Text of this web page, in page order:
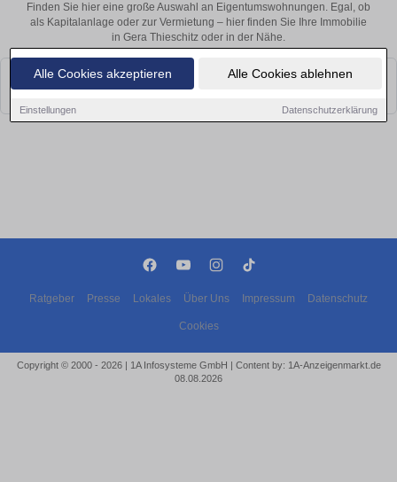
Alle Cookies akzeptieren Alle Cookies ablehnen
Einstellungen Datenschutzerklärung
Finden Sie hier eine große Auswahl an Eigentumswohnungen. Egal, ob
als Kapitalanlage oder zur Vermietung – hier finden Sie Ihre Immobilie
in Gera Thieschitz oder in der Nähe.
Leider konnten wir derzeit keine passenden Objekte finden. Schauen Sie
bald wieder vorbei!
Ratgeber Presse Lokales Über Uns Impressum Datenschutz
Cookies
Copyright © 2000 - 2026 | 1A Infosysteme GmbH | Content by: 1A-Anzeigenmarkt.de
08.08.2026